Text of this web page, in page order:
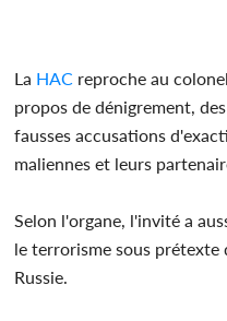
La HAC reproche au
propos de dénigrement,
fausses accusations
maliennes et leurs
Selon l'organe, l'invité a
le terrorisme sous
Russie.